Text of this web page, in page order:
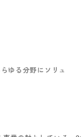
ゆる分野にソリュ